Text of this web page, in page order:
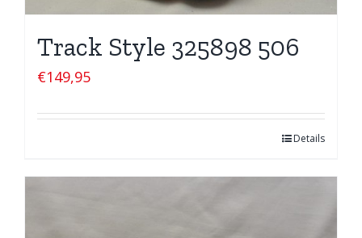
Track Style 325898 506
€149,95
Details